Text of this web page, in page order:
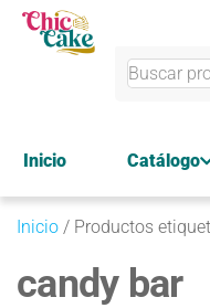
Inicio Catálogo
Inicio / Productos
candy bar